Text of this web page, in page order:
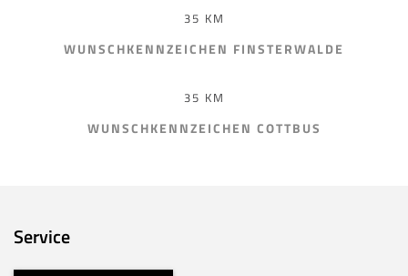
35 KM
WUNSCHKENNZEICHEN FINSTERWALDE
35 KM
WUNSCHKENNZEICHEN COTTBUS
Service